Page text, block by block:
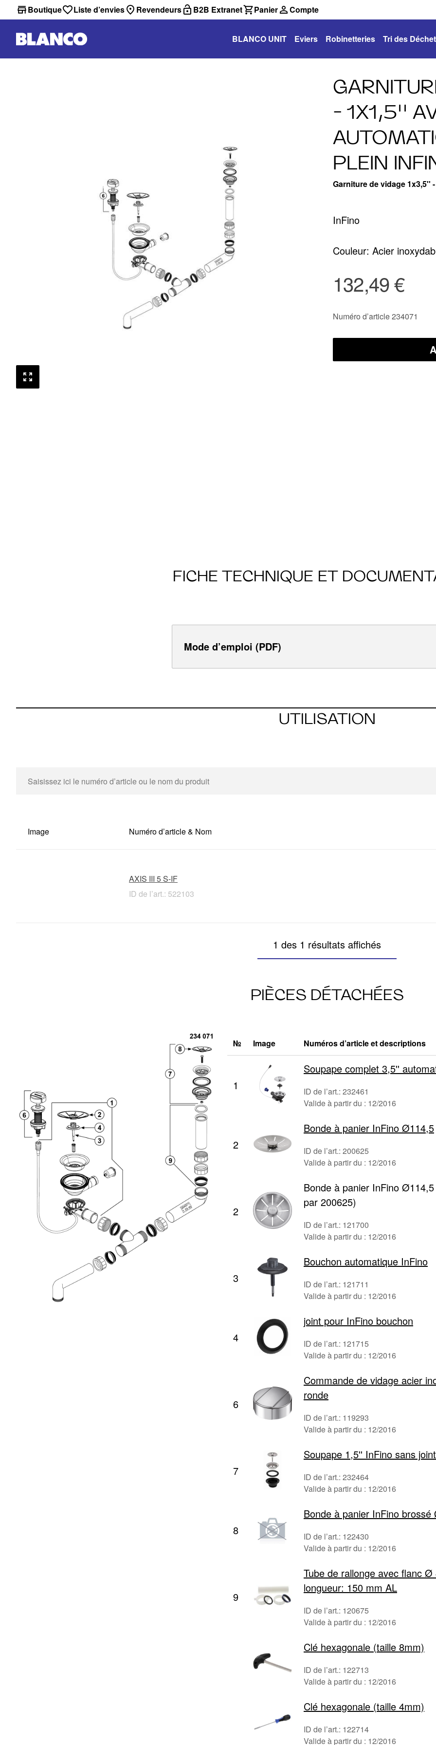
Boutique Liste d’envies Revendeurs B2B Extranet Panier Compte
BLANCO UNIT Eviers Robinetteries Tri des
- 1X1,5''
PLEIN
Garniture de vidage 1x3,5''
InFino
Couleur: Acier
132,49 €
Numéro d’article 234071
FICHE TECHNIQUE ET
Mode d’emploi (PDF)
UTILISATION
Image Numéro d’article & Nom
AXIS III 5 S-IF
ID de l’art.: 522103
1 des 1 résultats affichés
PIÈCES DÉTACHÉES
№ Image Numéros d’article et descriptions
1
Soupape complet 3,5''
ID de l’art.: 232461
Valide à partir du : 12/2016
2
Bonde à panier InFino Ø114,5
ID de l’art.: 200625
Valide à partir du : 12/2016
2
Bonde à panier InFino
par 200625)
ID de l’art.: 121700
Valide à partir du : 12/2016
3
Bouchon automatique InFino
ID de l’art.: 121711
Valide à partir du : 12/2016
4
joint pour InFino bouchon
ID de l’art.: 121715
Valide à partir du : 12/2016
6
Commande de vidage acier
ronde
ID de l’art.: 119293
Valide à partir du : 12/2016
7
Soupape 1,5'' InFino sans joint
ID de l’art.: 232464
Valide à partir du : 12/2016
8
Bonde à panier InFino
ID de l’art.: 122430
Valide à partir du : 12/2016
9
Tube de rallonge avec flanc
longueur: 150 mm AL
ID de l’art.: 120675
Valide à partir du : 12/2016
Clé hexagonale (taille 8mm)
ID de l’art.: 122713
Valide à partir du : 12/2016
Clé hexagonale (taille 4mm)
ID de l’art.: 122714
Valide à partir du : 12/2016